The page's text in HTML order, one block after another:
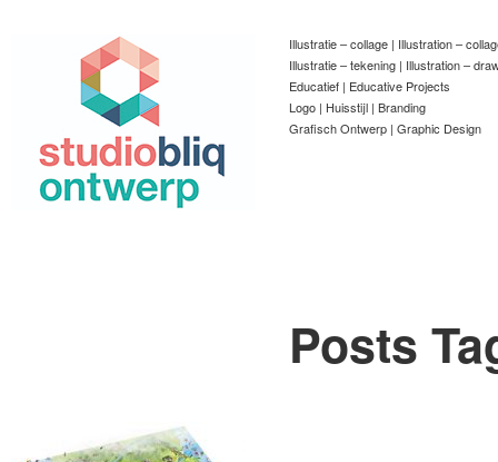
Illustratie – collage | Illustration –
Illustratie – tekening | Illustration –
Educatief | Educative Projects
Logo | Huisstijl | Branding
Grafisch Ontwerp | Graphic Design
Posts